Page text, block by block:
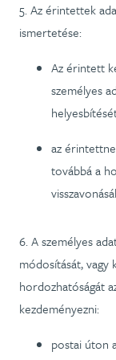
5. Az érintettek
ismertetése:
Az érintett
személyes
az
továbbá a
6. A személyes
módosítását, vagy
hordozhatóságát
kezdeményezni:
postai úton